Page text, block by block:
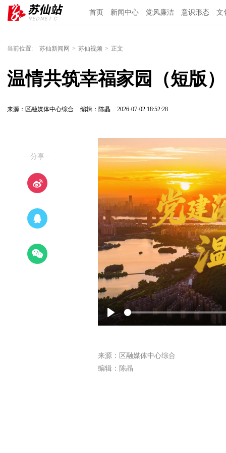
首页 新闻中心 党风廉洁 意识形态 文
当前位置: 苏仙新闻网 > 苏仙视频 > 正文
温情共筑幸福家园（短版）
来源：区融媒体中心综合 编辑：陈晶 2026-07-02 18:52:28
—分享—
Play
来源：区融媒体中心综合
编辑：陈晶